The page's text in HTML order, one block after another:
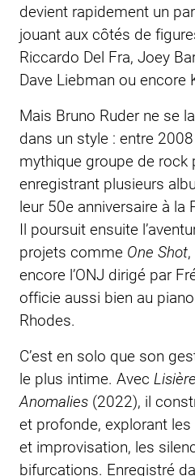
devient rapidement un
jouant aux côtés de
Riccardo Del Fra, Joey
Dave Liebman ou encore
Mais Bruno Ruder ne se
dans un style : entre
mythique groupe de rock
enregistrant plusieurs
leur 50e anniversaire à la
Il poursuit ensuite
projets comme One Shot,
encore l’ONJ dirigé par
officie aussi bien au piano
Rhodes.
C’est en solo que son
le plus intime. Avec
Anomalies (2022), il
et profonde, explorant
et improvisation, les
bifurcations. Enregistré